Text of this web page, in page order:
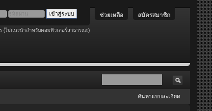
สมัครสมาชิก
ช่วยเหลือ
(ไม่แนะนำสำหรับคอมพิวเตอร์สาธารณะ)
ค้นหาแบบละเอียด